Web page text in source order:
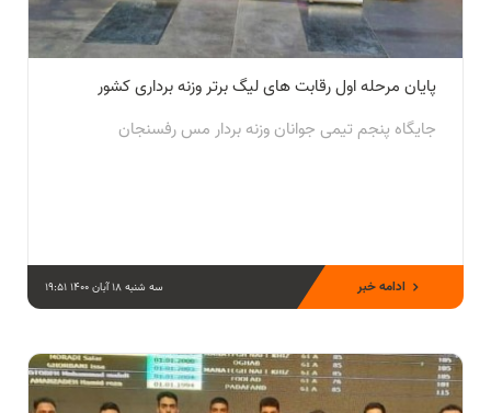
پایان مرحله اول رقابت های لیگ برتر وزنه برداری کشور
جایگاه پنجم تیمی جوانان وزنه بردار مس رفسنجان
سه شنبه 18 آبان 1400 19:51 ادامه خبر